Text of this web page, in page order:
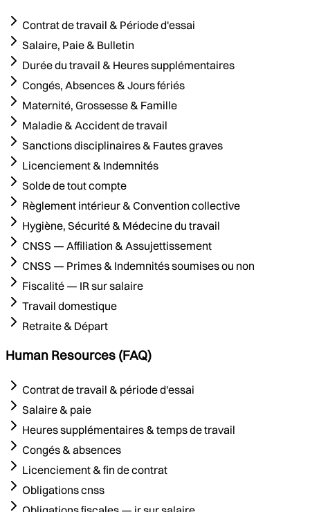
Contrat de travail & Période d'essai
Salaire, Paie & Bulletin
Durée du travail & Heures supplémentaires
Congés, Absences & Jours fériés
Maternité, Grossesse & Famille
Maladie & Accident de travail
Sanctions disciplinaires & Fautes graves
Licenciement & Indemnités
Solde de tout compte
Règlement intérieur & Convention collective
Hygiène, Sécurité & Médecine du travail
CNSS — Affiliation & Assujettissement
CNSS — Primes & Indemnités soumises ou non
Fiscalité — IR sur salaire
Travail domestique
Retraite & Départ
Human Resources (FAQ)
Contrat de travail & période d'essai
Salaire & paie
Heures supplémentaires & temps de travail
Congés & absences
Licenciement & fin de contrat
Obligations cnss